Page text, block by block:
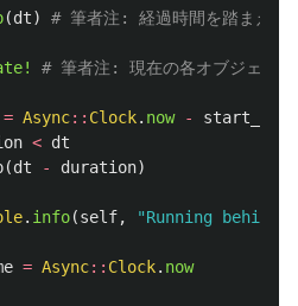
(dt) # 筆者注: 経過時間を踏まえて
# 筆者注: 現在の各オブジェクト
= Async:: Clock. now -
start_time
< dt
(dt - duration)
. info(self,
"Running behind
= Async:: Clock. now